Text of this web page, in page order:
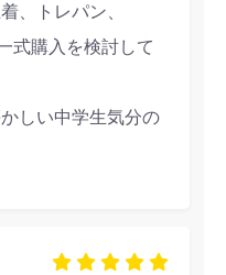
、トレパン、
式購入を検討して
しい中学生気分の